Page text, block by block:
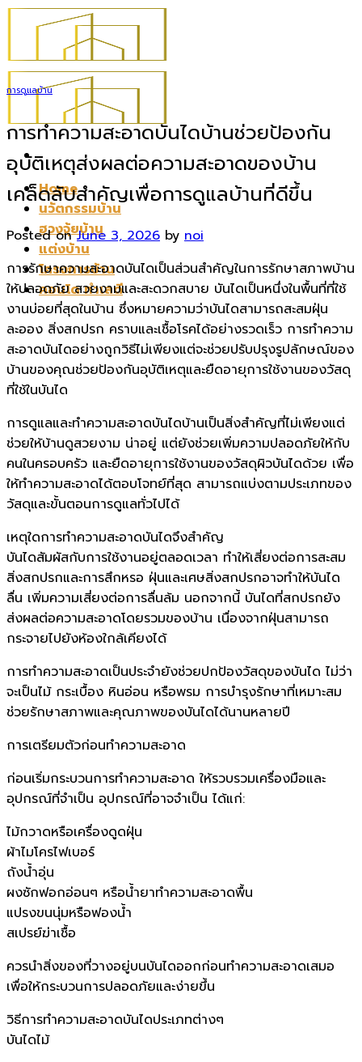
Skip
content
Home
นวัตกรรมบ้าน
ฮวงจุ้ยบ้าน
แต่งบ้าน
โครงการบ้าน
คอนโด ทำเลดี
การดูแลบ้าน
การทำความสะอาดบันไดบ้านช่วยป้องกัน
อุบัติเหตุส่งผลต่อความสะอาดของบ้าน
เคล็ดลับสำคัญเพื่อการดูแลบ้านที่ดีขึ้น
Posted onJune 3, 2026 by noi
การรักษาความสะอาดบันไดเป็นส่วนสำคัญในการรักษาสภาพบ้าน
ให้ปลอดภัย สวยงามและสะดวกสบาย บันไดเป็นหนึ่งในพื้นที่ที่ใช้
งานบ่อยที่สุดในบ้าน ซึ่งหมายความว่าบันไดสามารถสะสมฝุ่น
ละออง สิ่งสกปรก คราบและเชื้อโรคได้อย่างรวดเร็ว การทำความ
สะอาดบันไดอย่างถูกวิธีไม่เพียงแต่จะช่วยปรับปรุงรูปลักษณ์ของ
บ้านของคุณช่วยป้องกันอุบัติเหตุและยืดอายุการใช้งานของวัสดุ
ที่ใช้ในบันได
การดูแลและทำความสะอาดบันไดบ้านเป็นสิ่งสำคัญที่ไม่เพียงแต่
ช่วยให้บ้านดูสวยงาม น่าอยู่ แต่ยังช่วยเพิ่มความปลอดภัยให้กับ
คนในครอบครัว และยืดอายุการใช้งานของวัสดุผิวบันไดด้วย เพื่อ
ให้ทำความสะอาดได้ตอบโจทย์ที่สุด สามารถแบ่งตามประเภทของ
วัสดุและขั้นตอนการดูแลทั่วไปได้
เหตุใดการทำความสะอาดบันไดจึงสำคัญ
บันไดสัมผัสกับการใช้งานอยู่ตลอดเวลา ทำให้เสี่ยงต่อการสะสม
สิ่งสกปรกและการสึกหรอ ฝุ่นและเศษสิ่งสกปรกอาจทำให้บันได
ลื่น เพิ่มความเสี่ยงต่อการลื่นล้ม นอกจากนี้ บันไดที่สกปรกยัง
ส่งผลต่อความสะอาดโดยรวมของบ้าน เนื่องจากฝุ่นสามารถ
กระจายไปยังห้องใกล้เคียงได้
การทำความสะอาดเป็นประจำยังช่วยปกป้องวัสดุของบันได ไม่ว่า
จะเป็นไม้ กระเบื้อง หินอ่อน หรือพรม การบำรุงรักษาที่เหมาะสม
ช่วยรักษาสภาพและคุณภาพของบันไดได้นานหลายปี
การเตรียมตัวก่อนทำความสะอาด
ก่อนเริ่มกระบวนการทำความสะอาด ให้รวบรวมเครื่องมือและ
อุปกรณ์ที่จำเป็น อุปกรณ์ที่อาจจำเป็น ได้แก่:
ไม้กวาดหรือเครื่องดูดฝุ่น
ผ้าไมโครไฟเบอร์
ถังน้ำอุ่น
ผงซักฟอกอ่อนๆ หรือน้ำยาทำความสะอาดพื้น
แปรงขนนุ่มหรือฟองน้ำ
สเปรย์ฆ่าเชื้อ
ควรนำสิ่งของที่วางอยู่บนบันไดออกก่อนทำความสะอาดเสมอ
เพื่อให้กระบวนการปลอดภัยและง่ายขึ้น
วิธีการทำความสะอาดบันไดประเภทต่างๆ
บันไดไม้